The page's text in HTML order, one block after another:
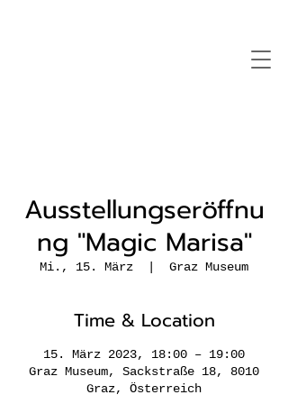
Ausstellungseröffnu
ng "Magic Marisa"
Mi., 15. März Graz Museum
Time & Location
15. März 2023, 18:00 – 19:00
Graz Museum, Sackstraße 18, 8010
Graz, Österreich